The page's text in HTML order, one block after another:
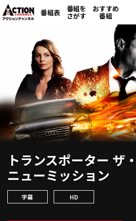
番組表 番組を
さがす
おすすめ
番組
トランスポーター ザ
ニューミッション
字幕 HD